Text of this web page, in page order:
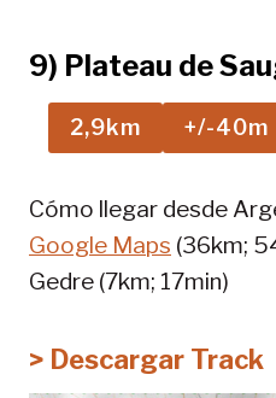
9) Plateau de
2,9km +/-40m
Cómo llegar desde
Google Maps (36km;
Gedre (7km; 17min)
> Descargar Track